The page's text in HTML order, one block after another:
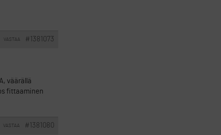
#1381073
VASTAA
väärällä
fittaaminen
#1381080
VASTAA